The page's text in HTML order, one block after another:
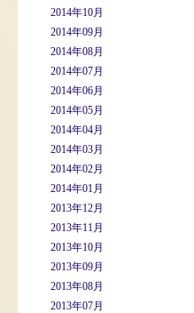
2014年10月
2014年09月
2014年08月
2014年07月
2014年06月
2014年05月
2014年04月
2014年03月
2014年02月
2014年01月
2013年12月
2013年11月
2013年10月
2013年09月
2013年08月
2013年07月